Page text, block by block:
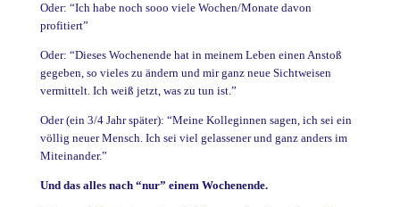
Oder: “Ich habe noch sooo viele Wochen/Monate davon
profitiert”
Oder: “Dieses Wochenende hat in meinem Leben einen Anstoß
gegeben, so vieles zu ändern und mir ganz neue Sichtweisen
vermittelt. Ich weiß jetzt, was zu tun ist.”
Oder (ein 3/4 Jahr später): “Meine Kolleginnen sagen, ich sei ein
völlig neuer Mensch. Ich sei viel gelassener und ganz anders im
Miteinander.”
Und das alles nach “nur” einem Wochenende.